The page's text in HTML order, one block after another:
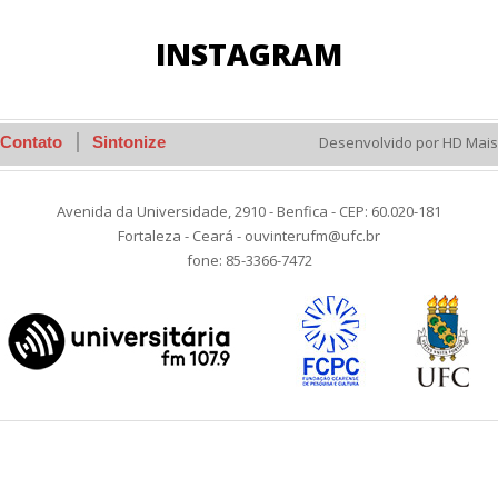
INSTAGRAM
Contato Sintonize Desenvolvido por HD Mais
Avenida da Universidade, 2910 - Benfica - CEP: 60.020-181
Fortaleza - Ceará - ouvinterufm@ufc.br
fone: 85-3366-7472